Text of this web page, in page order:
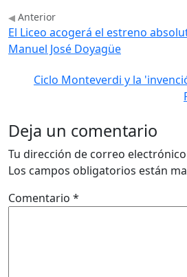
Anterior
El Liceo acogerá el estreno
Manuel José Doyagüe
Ciclo Monteverdi y la
Deja un comentario
Tu dirección de correo
Los campos obligatorios están
Comentario *